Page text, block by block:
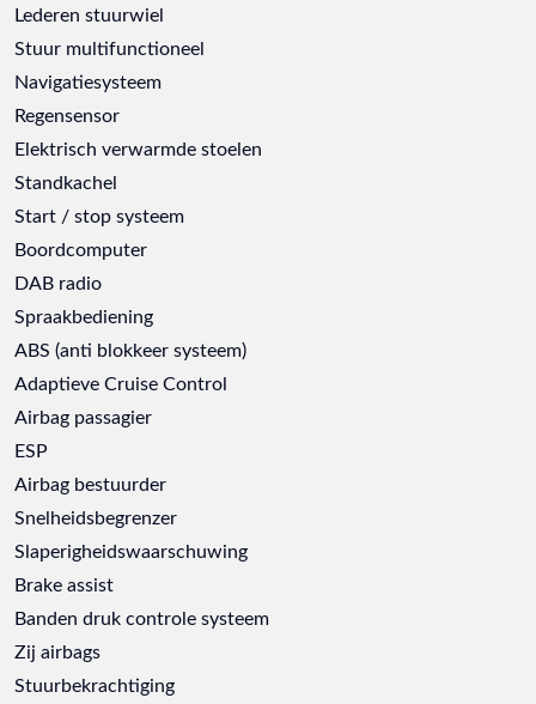
Lederen stuurwiel
Stuur multifunctioneel
Navigatiesysteem
Regensensor
Elektrisch verwarmde stoelen
Standkachel
Start / stop systeem
Boordcomputer
DAB radio
Spraakbediening
ABS (anti blokkeer systeem)
Adaptieve Cruise Control
Airbag passagier
ESP
Airbag bestuurder
Snelheidsbegrenzer
Slaperigheidswaarschuwing
Brake assist
Banden druk controle systeem
Zij airbags
Stuurbekrachtiging